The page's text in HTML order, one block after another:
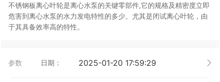
家电行业
低压电气行业
不锈钢板离心叶轮是离心水泵的关键零部件,它的规格及精密度立即
危害到离心水泵的水力发电特性的多少。尤其是闭试离心叶轮，由
于其具备效率高的特性。
参数 日期： 2025-01-20 17:59:29